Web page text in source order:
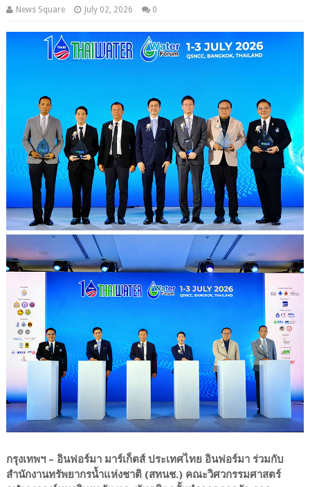
News Square July 02, 2026 0
กรุงเทพฯ – อินฟอร์มา มาร์เก็ตส์ ประเทศไทย อินฟอร์มา ร่วมกับ
สำนักงานทรัพยากรน้ำแห่งชาติ (สทนช.) คณะวิศวกรรมศาสตร์